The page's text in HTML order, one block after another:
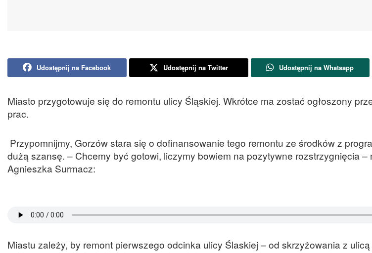
Udostępnij na Facebook Udostępnij na Twitter Udostępnij na Whatsapp
Miasto przygotowuje się do remontu ulicy Śląskiej. Wkrótce ma zostać ogłoszony
prac.
Przypomnijmy, Gorzów stara się o dofinansowanie tego remontu ze środków z
dużą szansę. – Chcemy być gotowi, liczymy bowiem na pozytywne rozstrzygnięcia –
Agnieszka Surmacz:
Miastu zależy, by remont pierwszego odcinka ulicy Ślaskiej – od skrzyżowania z